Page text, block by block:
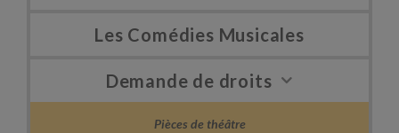
Les Comédies Musicales
Demande de droits
Pièces de théâtre